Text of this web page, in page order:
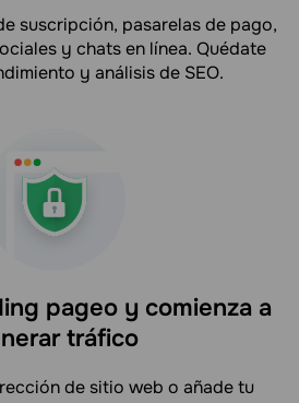
suscripción, pasarelas de pago,
y chats en línea. Quédate
y análisis de SEO.
pageo y comienza a
tráfico
de sitio web o añade tu